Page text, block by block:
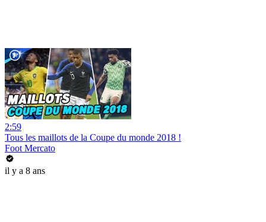
2:59
Tous les maillots de la Coupe du monde 2018 !
Foot Mercato
il y a 8 ans